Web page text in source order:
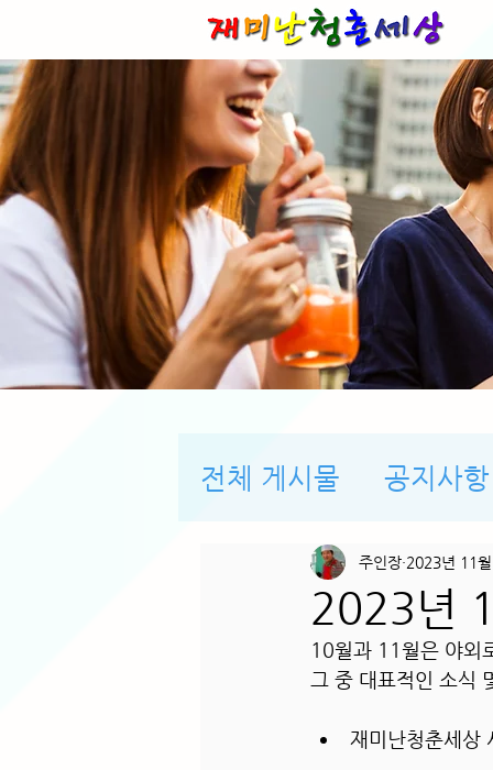
전체 게시물 공지사항
2023년
주인장 2023년 11
10월과 11월은 야외
그 중 대표적인 소식
재미난청춘세상